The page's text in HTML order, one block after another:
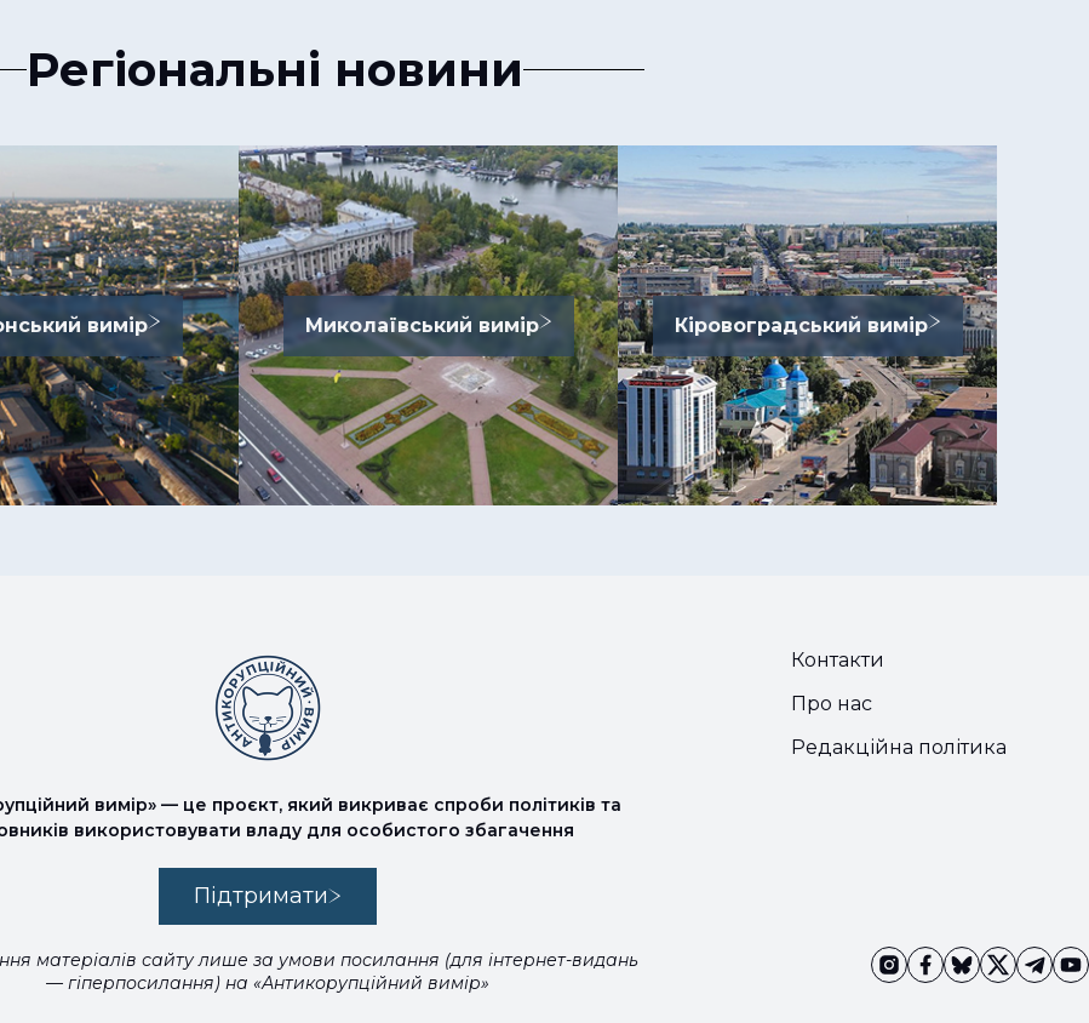
Регіональні новини
вимір Миколаївський вимір Кіровоградський вимір
вимір» — це проєкт, який викриває спроби політиків та
використовувати владу для особистого збагачення
Підтримати
матеріалів сайту лише за умови посилання (для інтернет-видань
— гіперпосилання) на «Антикорупційний вимір»
Контакти
Про нас
Редакційна політика